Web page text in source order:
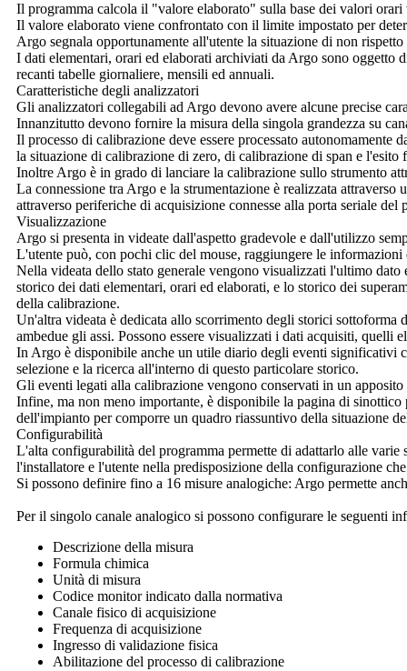
Il programma calcola il "valore elaborato" sulla base dei valori
Il valore elaborato viene confrontato con il limite impostato per
Argo segnala opportunamente all'utente la situazione di non
I dati elementari, orari ed elaborati archiviati da Argo sono oggetto
recanti tabelle giornaliere, mensili ed annuali.
Caratteristiche degli analizzatori
Gli analizzatori collegabili ad Argo devono avere alcune precise
Innanzitutto devono fornire la misura della singola grandezza su
Il processo di calibrazione deve essere processato autonomamente
la situazione di calibrazione di zero, di calibrazione di span e l'esito
Inoltre Argo è in grado di lanciare la calibrazione sullo strumento
La connessione tra Argo e la strumentazione è realizzata
attraverso periferiche di acquisizione connesse alla porta seriale del
Visualizzazione
Argo si presenta in videate dall'aspetto gradevole e dall'utilizzo
L'utente può, con pochi clic del mouse, raggiungere le informazioni
Nella videata dello stato generale vengono visualizzati l'ultimo
storico dei dati elementari, orari ed elaborati, e lo storico dei
della calibrazione.
Un'altra videata è dedicata allo scorrimento degli storici
ambedue gli assi. Possono essere visualizzati i dati acquisiti, quelli
In Argo è disponibile anche un utile diario degli eventi significativi
selezione e la ricerca all'interno di questo particolare storico.
Gli eventi legati alla calibrazione vengono conservati in un
Infine, ma non meno importante, è disponibile la pagina di
dell'impianto per comporre un quadro riassuntivo della situazione
Configurabilità
L'alta configurabilità del programma permette di adattarlo alle
l'installatore e l'utente nella predisposizione della configurazione
Si possono definire fino a 16 misure analogiche: Argo permette
Per il singolo canale analogico si possono configurare le seguenti
Descrizione della misura
Formula chimica
Unità di misura
Codice monitor indicato dalla normativa
Canale fisico di acquisizione
Frequenza di acquisizione
Ingresso di validazione fisica
Abilitazione del processo di calibrazione